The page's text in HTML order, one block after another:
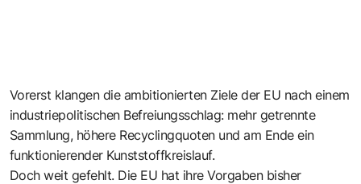
Vorerst klangen die ambitionierten Ziele der EU nach einem
industriepolitischen Befreiungsschlag: mehr getrennte
Sammlung, höhere Recyclingquoten und am Ende ein
funktionierender Kunststoffkreislauf.
Doch weit gefehlt. Die EU hat ihre Vorgaben bisher